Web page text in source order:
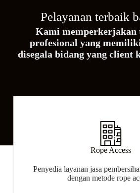
Pelayanan terbaik
Kami memperkerjakan
profesional yang
disegala bidang yang client
Rope Access
Penyedia layanan jasa
dengan metode rope